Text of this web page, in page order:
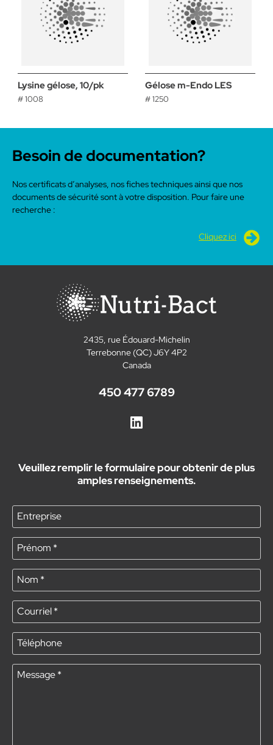
Lysine gélose, 10/pk
# 1008
Gélose m-Endo LES
# 1250
Besoin de documentation?
Nos certificats d’analyses, nos fiches techniques ainsi que nos
documents de sécurité sont à votre disposition. Pour faire une
recherche :
Cliquez ici
2435, rue Édouard-Michelin
Terrebonne (QC) J6Y 4P2
Canada
450 477 6789
Veuillez remplir le formulaire pour obtenir de plus
amples renseignements.
Entreprise
Prénom *
Nom *
Courriel*
Téléphone
Message*